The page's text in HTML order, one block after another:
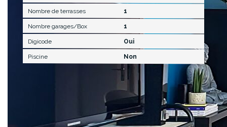
Nombre de terrasses 1
Nombre garages/Box 1
Digicode Oui
Piscine Non